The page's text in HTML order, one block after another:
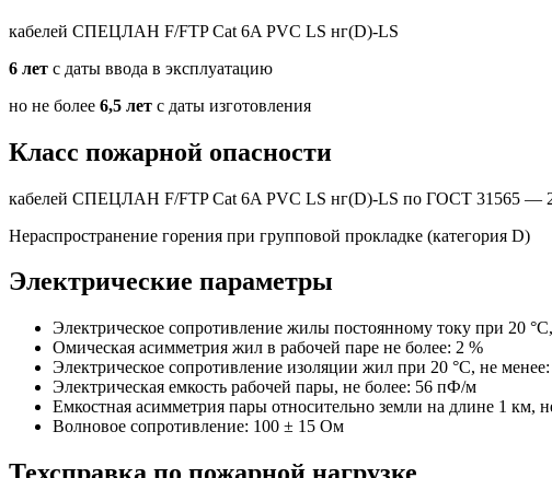
кабелей СПЕЦЛАН F/FTP Cat 6A PVC LS нг(D)-LS
6 лет с даты ввода в эксплуатацию
но не более 6,5 лет с даты изготовления
Класс пожарной опасности
кабелей СПЕЦЛАН F/FTP Cat 6A PVC LS нг(D)-LS по ГОСТ 31565 —
Нераспространение горения при групповой прокладке (категория D)
Электрические параметры
Электрическое сопротивление жилы постоянному току при 20
Омическая асимметрия жил в рабочей паре не более: 2 %
Электрическое сопротивление изоляции жил при 20 °C, не
Электрическая емкость рабочей пары, не более: 56 пФ/м
Емкостная асимметрия пары относительно земли на длине 1 км,
Волновое сопротивление: 100 ± 15 Ом